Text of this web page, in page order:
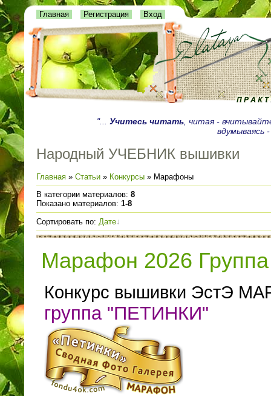
Главная Регистрация Вход
"... Учитесь читать , читая -
вдумываясь
Народный УЧЕБНИК вышивки
Главная » Статьи » Конкурсы » Марафоны
В категории материалов: 8
Показано материалов: 1-8
Сортировать по: Дате
Марафон 2026
Конкурс вышивки ЭстЭ
группа "ПЕТИНКИ"